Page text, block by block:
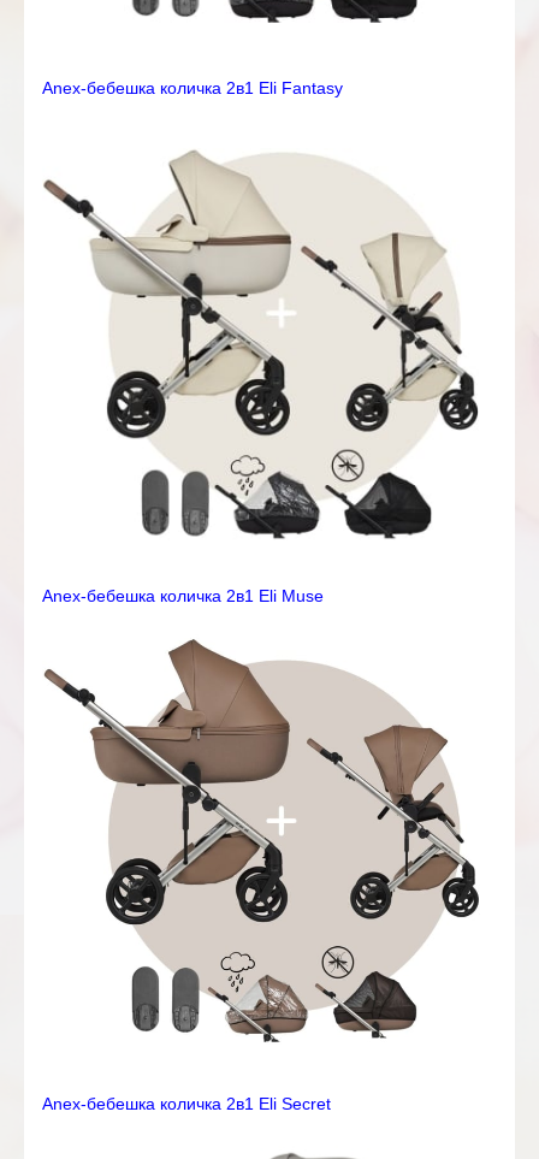
Anex-бебешка количка 2в1 Eli Fantasy
Anex-бебешка количка 2в1 Eli Muse
Anex-бебешка количка 2в1 Eli Secret